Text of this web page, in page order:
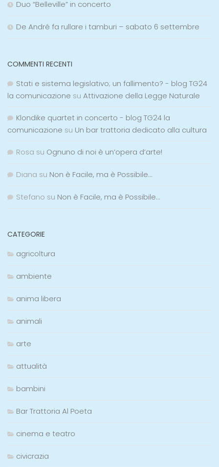
Duo “Belleville” in concerto
De André fa rullare i tamburi – sabato 6 settembre
COMMENTI RECENTI
Stati e sistema legislativo; un fallimento? - blog TG24
la comunicazione su Attivazione della Legge Naturale
Klondike quartet in concerto - blog TG24 la
comunicazione su Un bar trattoria dedicato alla cultura
Rosa su Ognuno di noi è un’opera d’arte!
Diana su Non è Facile, ma è Possibile…
Stefano su Non è Facile, ma è Possibile…
CATEGORIE
agricoltura
ambiente
anima libera
animali
arte
attualità
bambini
Bar Trattoria Al Poeta
cinema e teatro
civicrazia